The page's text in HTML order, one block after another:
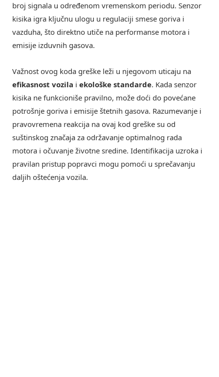
broj signala u određenom vremenskom periodu. Senzor
kisika igra ključnu ulogu u regulaciji smese goriva i
vazduha, što direktno utiče na performanse motora i
emisije izduvnih gasova.
Važnost ovog koda greške leži u njegovom uticaju na
efikasnost vozila i ekološke standarde. Kada senzor
kisika ne funkcioniše pravilno, može doći do povećane
potrošnje goriva i emisije štetnih gasova. Razumevanje i
pravovremena reakcija na ovaj kod greške su od
suštinskog značaja za održavanje optimalnog rada
motora i očuvanje životne sredine. Identifikacija uzroka i
pravilan pristup popravci mogu pomoći u sprečavanju
daljih oštećenja vozila.